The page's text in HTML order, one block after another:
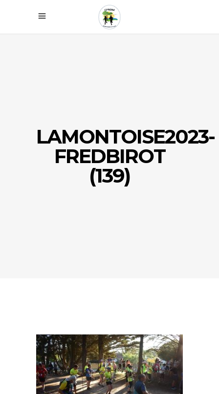
LAMONTOISE2023-
FREDBIROT
(139)